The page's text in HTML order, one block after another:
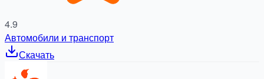
4.9
Автомобили и транспорт
Скачать